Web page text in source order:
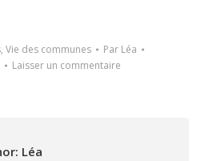
, Vie des communes Par Léa
Laisser un commentaire
Léa